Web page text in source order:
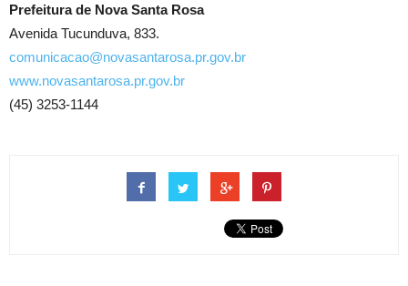
Prefeitura de Nova Santa Rosa
Avenida Tucunduva, 833.
comunicacao@novasantarosa.pr.gov.br
www.novasantarosa.pr.gov.br
(45) 3253-1144